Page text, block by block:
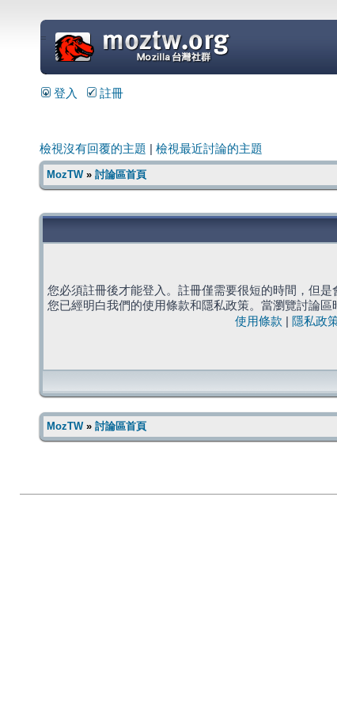
=
登入 註冊
檢視沒有回覆的主題 檢視最近討論的主題
MozTW» 討論區首頁
您必須註冊後才能登入。註冊僅需要很短的時間，但
您已經明白我們的使用條款和隱私政策。當瀏覽討論區
使用條款
隱私政
MozTW» 討論區首頁